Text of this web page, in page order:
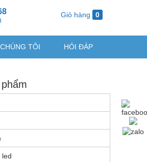
Giỏ hàng 0
TÔI HỎI ĐÁP
led